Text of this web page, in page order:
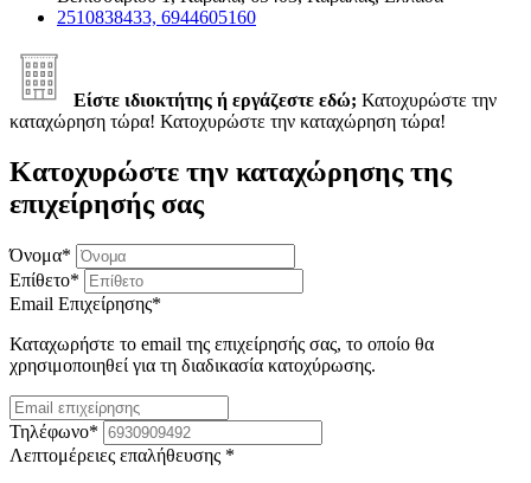
2510838433, 6944605160
Είστε ιδιοκτήτης ή εργάζεστε εδώ; Κατοχυρώστε την
καταχώρηση τώρα! Κατοχυρώστε την καταχώρηση τώρα!
Κατοχυρώστε την καταχώρησης της
επιχείρησής σας
Όνομα*
Επίθετο*
Email Επιχείρησης*
Καταχωρήστε το email της επιχείρησής σας, το οποίο θα
χρησιμοποιηθεί για τη διαδικασία κατοχύρωσης.
Τηλέφωνο*
Λεπτομέρειες επαλήθευσης *